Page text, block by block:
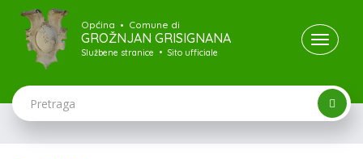
Skoči na glavni sadržaj
Općina • Comune di
GROŽNJAN GRISIGNANA
Službene stranice • Sito ufficiale
Toggle